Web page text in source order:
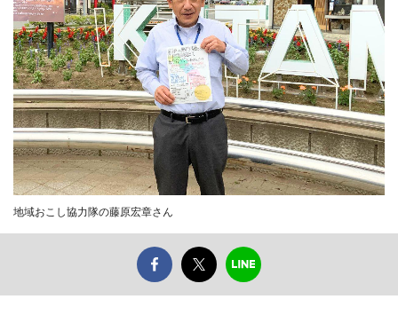
地域おこし協力隊の藤原宏章さん